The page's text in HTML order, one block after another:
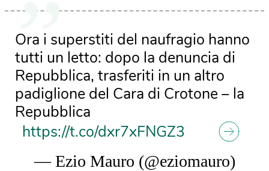
Ora i superstiti del naufragio hanno
tutti un letto: dopo la denuncia di
Repubblica, trasferiti in un altro
padiglione del Cara di Crotone – la
Repubblica
https://t.co/dxr7xFNGZ3
— Ezio Mauro (@eziomauro)